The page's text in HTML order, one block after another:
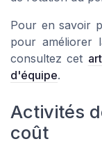
Pour en savoir
pour améliorer
consultez cet
d'équipe.
Activités
coût